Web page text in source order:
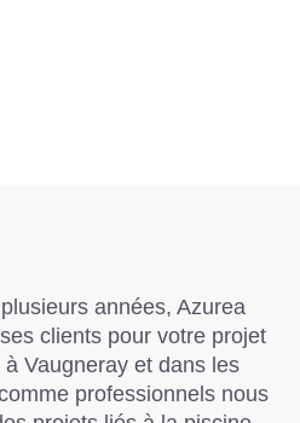
années, Azurea
clients pour votre projet
Vaugneray et dans les
professionnels nous